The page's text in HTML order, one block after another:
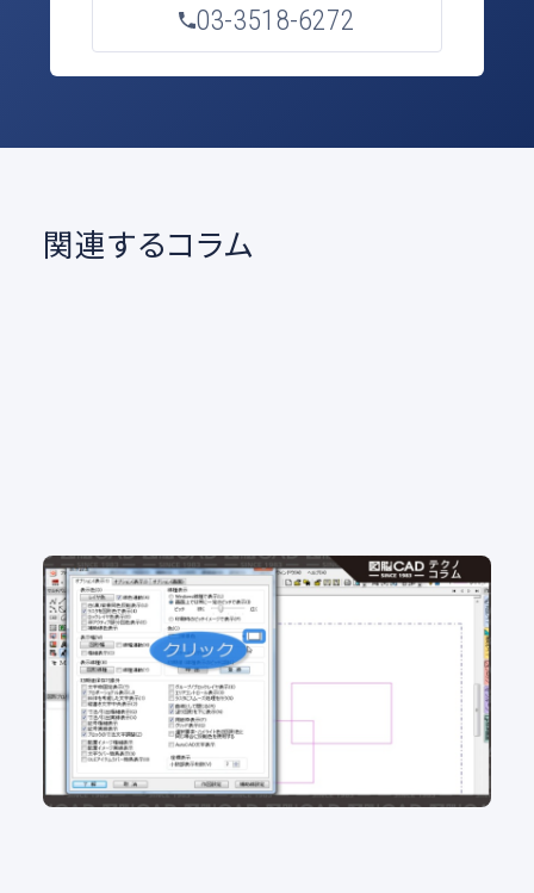
03-3518-6272
関連するコラム
No.102 図面の背景色 白派？黒派？ 背景色をカ
ンタン変更
2D CAD